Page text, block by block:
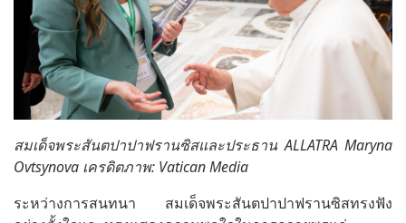
สมเด็จพระสันตปาปาฟรานซิสและประธาน ALLATRA Maryna
Ovtsynova เครดิตภาพ: Vatican Media
ระหว่างการสนทนา สมเด็จพระสันตปาปาฟรานซิสทรงฟัง